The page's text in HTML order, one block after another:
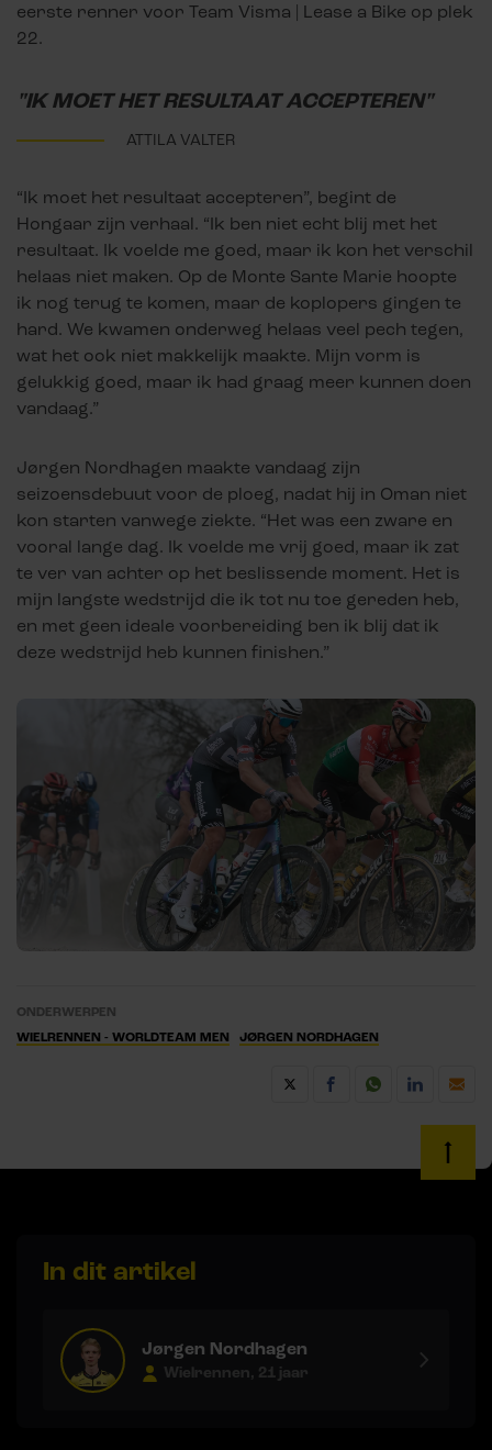
eerste renner voor Team Visma | Lease a Bike op plek
22.
"IK MOET HET RESULTAAT ACCEPTEREN"
ATTILA VALTER
“Ik moet het resultaat accepteren”, begint de
Hongaar zijn verhaal. “Ik ben niet echt blij met het
resultaat. Ik voelde me goed, maar ik kon het verschil
helaas niet maken. Op de Monte Sante Marie hoopte
ik nog terug te komen, maar de koplopers gingen te
hard. We kwamen onderweg helaas veel pech tegen,
wat het ook niet makkelijk maakte. Mijn vorm is
gelukkig goed, maar ik had graag meer kunnen doen
vandaag.”
Jørgen Nordhagen maakte vandaag zijn
seizoensdebuut voor de ploeg, nadat hij in Oman niet
kon starten vanwege ziekte. “Het was een zware en
vooral lange dag. Ik voelde me vrij goed, maar ik zat
te ver van achter op het beslissende moment. Het is
mijn langste wedstrijd die ik tot nu toe gereden heb,
en met geen ideale voorbereiding ben ik blij dat ik
deze wedstrijd heb kunnen finishen.”
ONDERWERPEN
WIELRENNEN - WORLDTEAM MEN
JØRGEN NORDHAGEN
In dit artikel
Jørgen Nordhagen
Wielrennen, 21 jaar